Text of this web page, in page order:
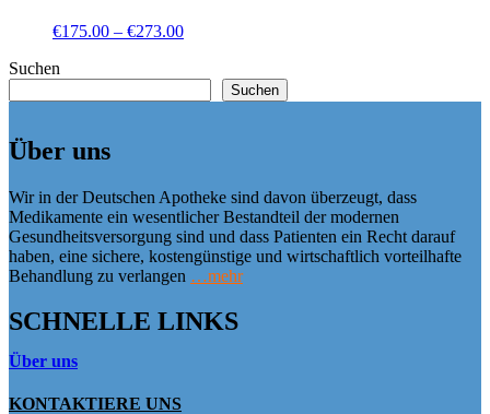
€175.00 – €273.00Preisspanne:
€273.00
Suchen
Suchen
Über uns
Wir in der Deutschen Apotheke sind davon überzeugt, dass
Medikamente ein wesentlicher Bestandteil der modernen
Gesundheitsversorgung sind und dass Patienten ein Recht darauf
haben, eine sichere, kostengünstige und wirtschaftlich vorteilhafte
Behandlung zu verlangen …mehr
SCHNELLE LINKS
Über uns
KONTAKTIERE UNS